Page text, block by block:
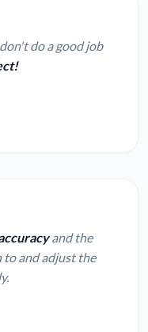
do a good job
and the
to and adjust the